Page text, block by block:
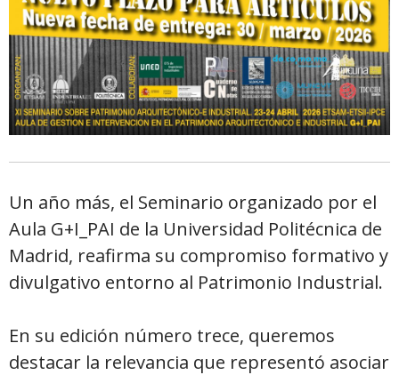
Un año más, el Seminario organizado por el
Aula G+I_PAI de la Universidad Politécnica de
Madrid, reafirma su compromiso formativo y
divulgativo entorno al Patrimonio Industrial.
En su edición número trece, queremos
destacar la relevancia que representó asociar